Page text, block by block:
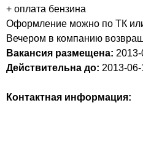
+ оплата бензина
Оформление можно по ТК
Вечером в компанию
Вакансия размещена:
Действительна до: 2013-
Контактная информация: